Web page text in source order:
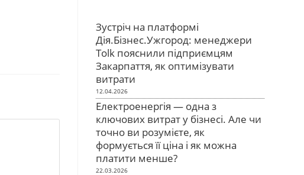
Зустріч на платформі
Дія.Бізнес.Ужгород: менеджери
Tolk пояснили підприємцям
Закарпаття, як оптимізувати
витрати
12.04.2026
Електроенергія — одна з
ключових витрат у бізнесі. Але чи
точно ви розумієте, як
формується її ціна і як можна
платити менше?
22.03.2026